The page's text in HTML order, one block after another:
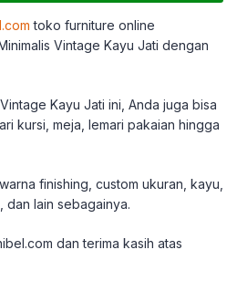
toko furniture online
Vintage Kayu Jati dengan
Kayu Jati ini, Anda juga bisa
kursi, meja, lemari pakaian hingga
finishing, custom ukuran, kayu,
dan lain sebagainya.
dan terima kasih atas